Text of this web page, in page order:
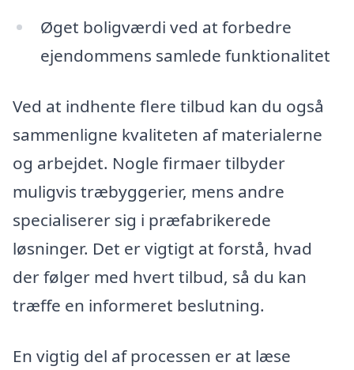
Øget boligværdi ved at forbedre
ejendommens samlede funktionalitet
Ved at indhente flere tilbud kan du også
sammenligne kvaliteten af materialerne
og arbejdet. Nogle firmaer tilbyder
muligvis træbyggerier, mens andre
specialiserer sig i præfabrikerede
løsninger. Det er vigtigt at forstå, hvad
der følger med hvert tilbud, så du kan
træffe en informeret beslutning.
En vigtig del af processen er at læse